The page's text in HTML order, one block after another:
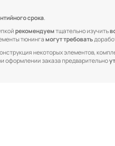
срока.
рекомендуемтщательно изучить
тюнингамогут требовать
некоторых элементов,
оформлении заказа предварительно